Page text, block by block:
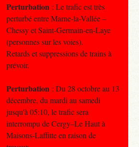
Perturbation : Le trafic est très
perturbé entre Marne-la-Vallée –
Chessy et Saint-Germain-en-Laye
(personnes sur les voies).
Retards et suppressions de trains à
prévoir.
Perturbation : Du 28 octobre au 13
décembre, du mardi au samedi
jusqu'à 05:10, le trafic sera
interrompu de Cergy–Le Haut à
Maisons-Laffitte en raison de